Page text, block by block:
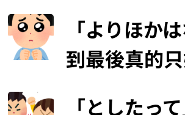
「よりほか
到最後真的
「としたっ